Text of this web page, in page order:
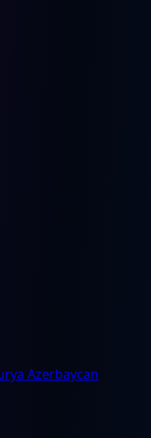
Azerbaycan